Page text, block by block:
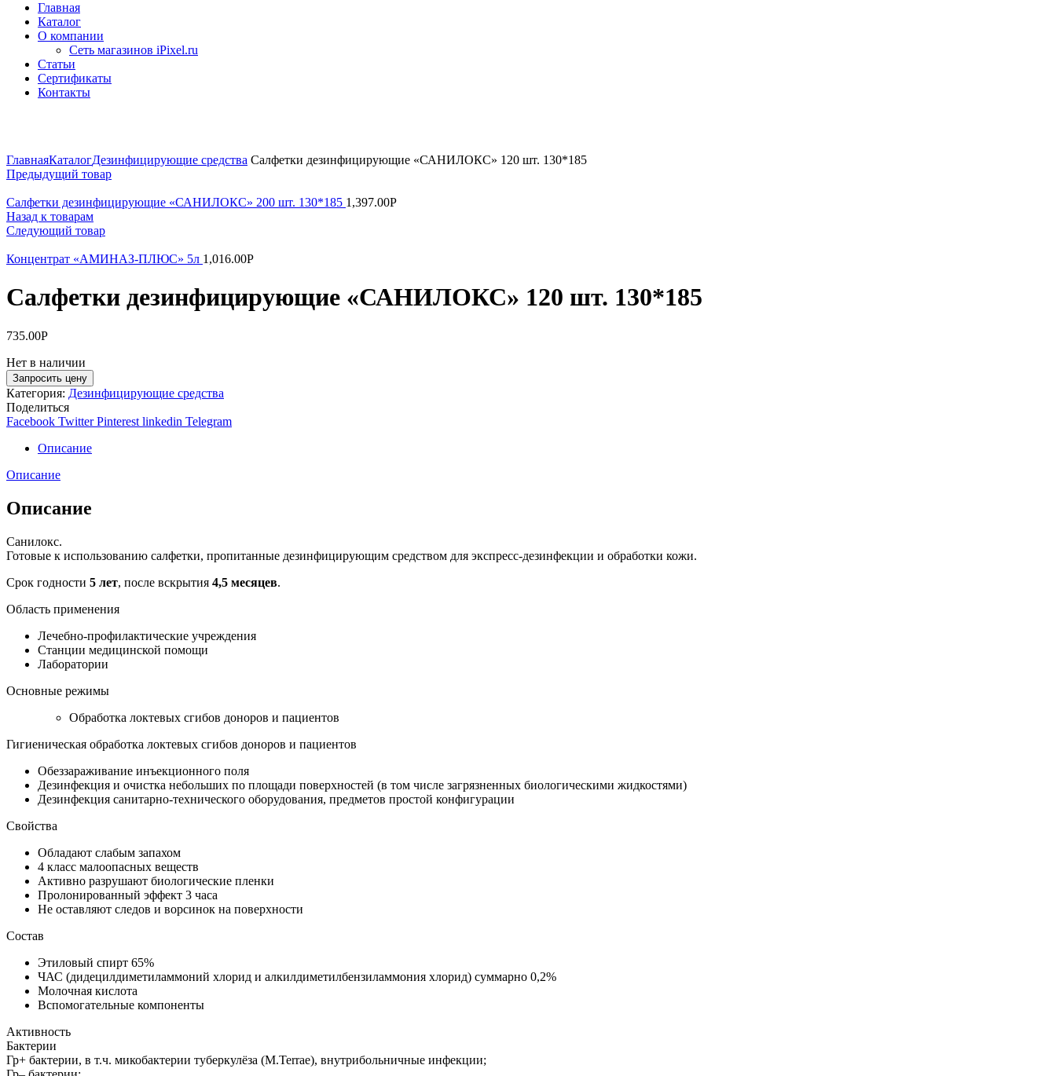
Главная
Каталог
О компании
Сеть магазинов iPixel.ru
Статьи
Сертификаты
Контакты
ГлавнаяКаталогДезинфицирующие средства Салфетки дезинфицирующие «САНИЛОКС» 120 шт. 130*185
Предыдущий товар
Салфетки дезинфицирующие «САНИЛОКС» 200 шт. 130*185 1,397.00Р
Назад к товарам
Следующий товар
Концентрат «АМИНАЗ-ПЛЮС» 5л 1,016.00Р
Салфетки дезинфицирующие «САНИЛОКС» 120 шт. 130*185
735.00Р
Нет в наличии
Запросить цену
Категория: Дезинфицирующие средства
Поделиться
Facebook Twitter Pinterest linkedin Telegram
Описание
Описание
Описание
Санилокс.
Готовые к использованию салфетки, пропитанные дезинфицирующим средством для экспресс-дезинфекции и обработки кожи.
Срок годности 5 лет, после вскрытия 4,5 месяцев.
Область применения
Лечебно-профилактические учреждения
Станции медицинской помощи
Лаборатории
Основные режимы
Обработка локтевых сгибов доноров и пациентов
Гигиеническая обработка локтевых сгибов доноров и пациентов
Обеззараживание инъекционного поля
Дезинфекция и очистка небольших по площади поверхностей (в том числе загрязненных биологическими жидкостями)
Дезинфекция санитарно-технического оборудования, предметов простой конфигурации
Свойства
Обладают слабым запахом
4 класс малоопасных веществ
Активно разрушают биологические пленки
Пролонированный эффект 3 часа
Не оставляют следов и ворсинок на поверхности
Состав
Этиловый спирт 65%
ЧАС (дидецилдиметиламмоний хлорид и алкилдиметилбензиламмония хлорид) суммарно 0,2%
Молочная кислота
Вспомогательные компоненты
Активность
Бактерии
Гр+ бактерии, в т.ч. микобактерии туберкулёза (М.Terrae), внутрибольничные инфекции;